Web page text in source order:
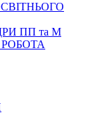
ПП та М